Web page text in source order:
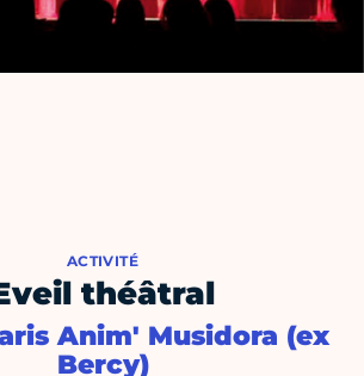
ACTIVITÉ
théâtral
Anim' Musidora (ex
Bercy)